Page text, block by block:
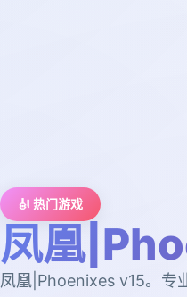
🎻 热门游戏
凤凰
凤凰|Phoenixes v15。专